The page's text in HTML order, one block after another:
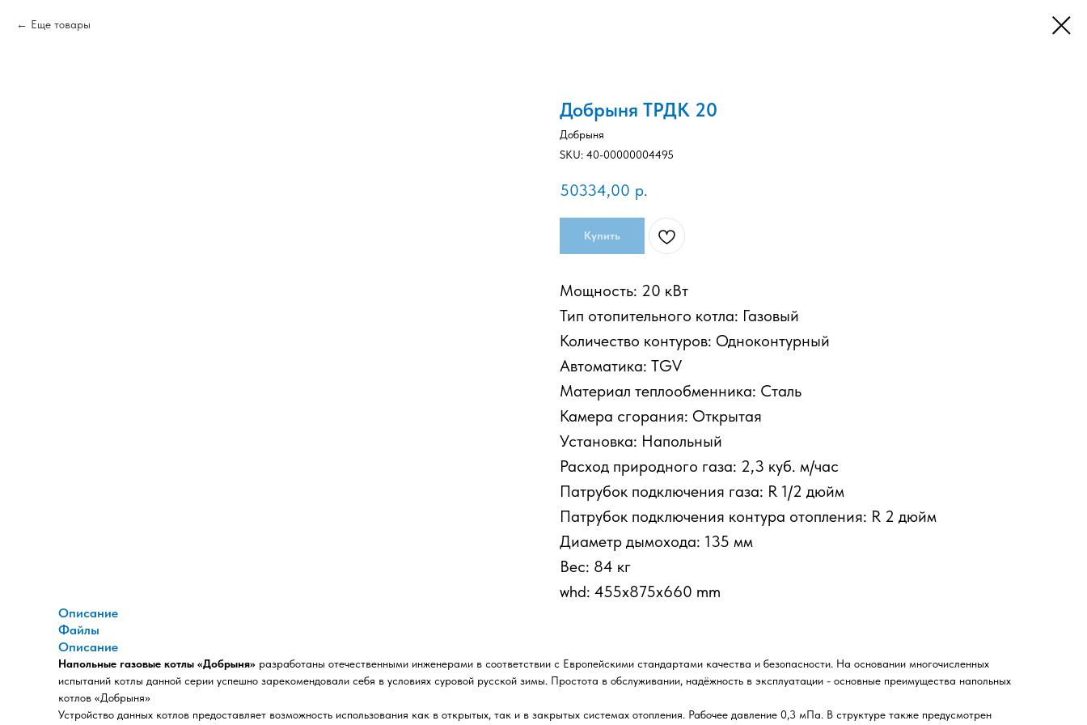
Еще товары
Добрыня ТРДК 20
Добрыня
SKU: 40-00000004495
50334,00 р.
Купить
Мощность: 20 кВт
Тип отопительного котла: Газовый
Количество контуров: Одноконтурный
Автоматика: TGV
Материал теплообменника: Сталь
Камера сгорания: Открытая
Установка: Напольный
Расход природного газа: 2,3 куб. м/час
Патрубок подключения газа: R 1/2 дюйм
Патрубок подключения контура отопления: R 2 дюйм
Диаметр дымохода: 135 мм
Вес: 84 кг
whd: 455x875x660 mm
Описание
Файлы
Описание
Напольные газовые котлы «Добрыня» разработаны отечественными инженерами в соответствии с Европейскими стандартами качества и безопасности. На основании многочисленных
испытаний котлы данной серии успешно зарекомендовали себя в условиях суровой русской зимы. Простота в обслуживании, надёжность в эксплуатации - основные преимущества напольных
котлов «Добрыня»
Устройство данных котлов предоставляет возможность использования как в открытых, так и в закрытых системах отопления. Рабочее давление 0,3 мПа. В структуре также предусмотрен